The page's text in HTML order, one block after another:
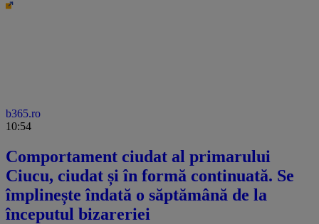
b365.ro
10:54
Comportament ciudat al primarului
Ciucu, ciudat și în formă continuată. Se
împlinește îndată o săptămână de la
începutul bizareriei